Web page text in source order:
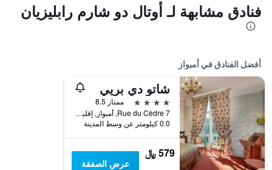
فنادق مشابهة لـ أوتال دو شارم رابليزيان
أفضل الفنادق في أمبواز
شاتو دي بريي
4 نجوم
ممتاز 8.5
7 Rue du Cèdre, أمبواز, إقليم أندر ولوار, فرنسا
0.0 كيلومتر عن وسط المدينة
579 ﷼
عرض الصفقة